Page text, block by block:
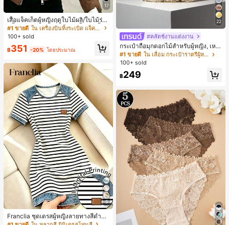
17
เสื้อแจ็คเก็ตผู้หญิงฤดูใบไม้ผลิ/ใบไม้ร่วง
สีพื้น หนังเทียม สไตล์ปกคอเสื้อ ซิปขึ้น
แขนยาว สไตล์ลำลอง วิทยาลัย สนามบิ
ไม้ร่วง
#1 ขายดี
ใน เครื่องบินทิ้งระเบิด แจ็คเก็ตผู้หญิง
100+ sold
฿351 -20% โดยประมาณ
5
Franclia ชุดเดรสผู้หญิงลายทางสีดำขา
วแบบแพตช์เวิร์กเอฟเฟกต์เดนิม สำหรั
22
#คลัตช์งานแต่งงาน
กระเป๋าถือมุกดอกไม้สำหรับผู้หญิง, เหม
าะสำหรับชุดราตรี, ชุดบอล, เครื่องประ
ดับงานแต่งงาน, กระเป๋าสตางค์สุภาพส
สุ่ม)
#1 ขายดี
ใน เลื่อม กระเป๋าราตรีผู้หญิง
100+ sold
฿249